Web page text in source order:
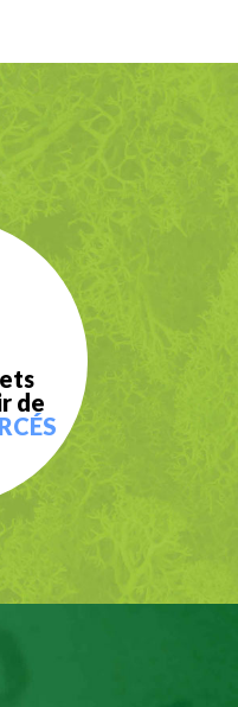
de